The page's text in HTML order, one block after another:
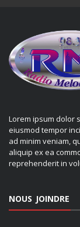
Lorem ipsum dolor
eiusmod tempor
ad minim veniam,
aliquip ex ea
reprehenderit in
NOUS JOINDRE